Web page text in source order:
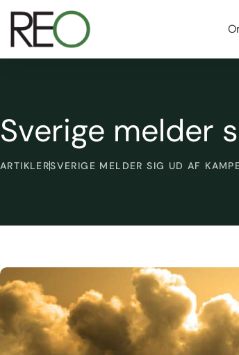
Sverige melder
ARTIKLERSVERIGE MELDER SIG UD AF